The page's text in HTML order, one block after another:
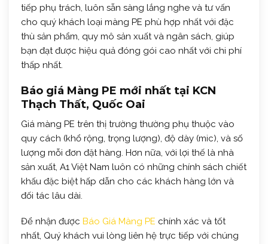
tiếp phụ trách, luôn sẵn sàng lắng nghe và tư vấn
cho quý khách loại màng PE phù hợp nhất với đặc
thù sản phẩm, quy mô sản xuất và ngân sách, giúp
bạn đạt được hiệu quả đóng gói cao nhất với chi phí
thấp nhất.
Báo giá Màng PE mới nhất tại KCN
Thạch Thất, Quốc Oai
Giá màng PE trên thị trường thường phụ thuộc vào
quy cách (khổ rộng, trọng lượng), độ dày (mic), và số
lượng mỗi đơn đặt hàng. Hơn nữa, với lợi thế là nhà
sản xuất, A1 Việt Nam luôn có những chính sách chiết
khấu đặc biệt hấp dẫn cho các khách hàng lớn và
đối tác lâu dài.
Để nhận được Báo Giá Màng PE chính xác và tốt
nhất, Quý khách vui lòng liên hệ trực tiếp với chúng